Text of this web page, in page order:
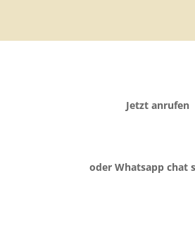
Jetzt anrufen
oder Whatsapp chat